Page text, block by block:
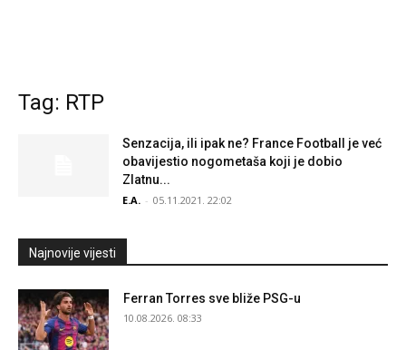
Tag: RTP
Senzacija, ili ipak ne? France Football je već
obavijestio nogometaša koji je dobio
Zlatnu...
E.A. - 05.11.2021. 22:02
Najnovije vijesti
Ferran Torres sve bliže PSG-u
10.08.2026. 08:33